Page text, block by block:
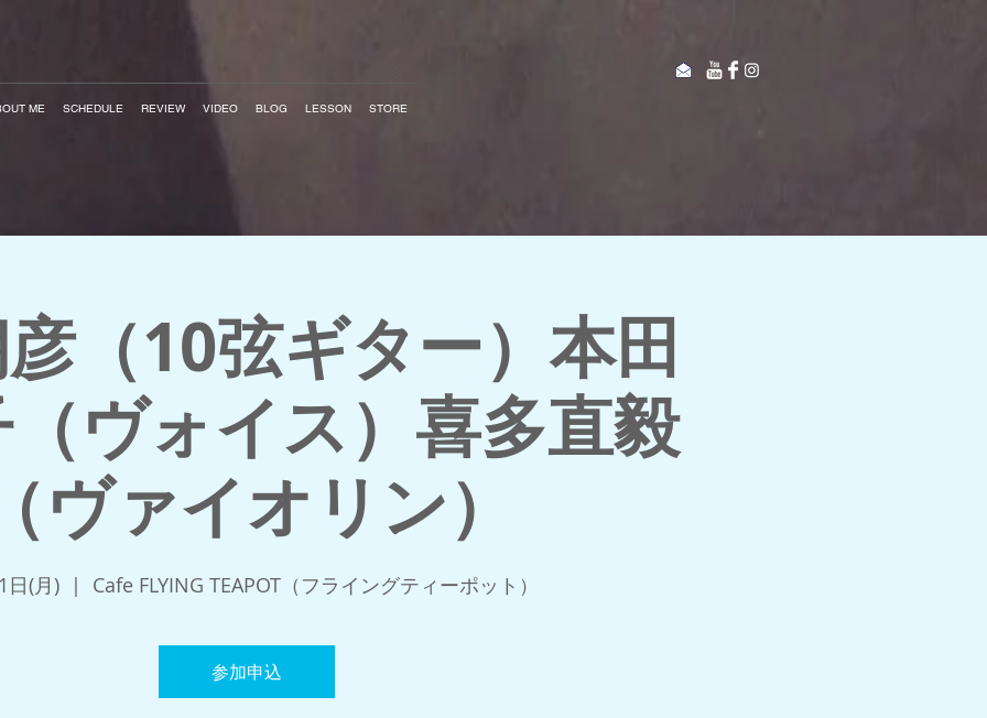
ME SCHEDULE REVIEW VIDEO BLOG LESSON STORE
（10弦ギター）本田
ヴォイス）喜多直毅
ヴァイオリン）
日(月)
  |
Cafe FLYING TEAPOT（フライングティーポット）
参加申込